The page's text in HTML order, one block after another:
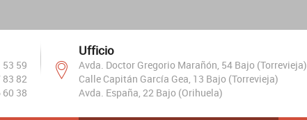
53 59
83 82
60 38
Ufficio
Avda. Doctor Gregorio Marañón, 54 Bajo (Torrevieja)
Calle Capitán García Gea, 13 Bajo (Torrevieja)
Avda. España, 22 Bajo (Orihuela)